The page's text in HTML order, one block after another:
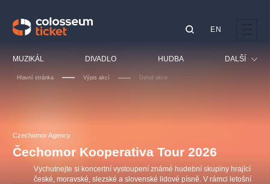
MUZIKÁL DIVADLO HUDBA DALŠÍ
Prohlídky
Sport
EN
Hlavní stránka Výpis akcí Detail akce
Czechomor Agency
Čechomor Kooperativa Tour 2026
Vychutnejte si koncertní vystoupení známé hudební skupiny hrající
české, moravské, slezské a slovenské lidové písně. V rámci letošní
OBYČEJNÁ HOLKA
Agentura 44, s.r.o.